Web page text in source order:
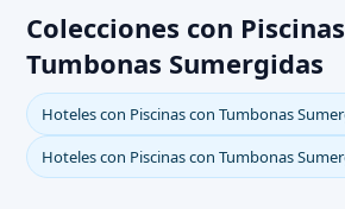
Colecciones con
Tumbonas Sumergidas
Hoteles con Piscinas con Tumbonas
Hoteles con Piscinas con Tumbonas